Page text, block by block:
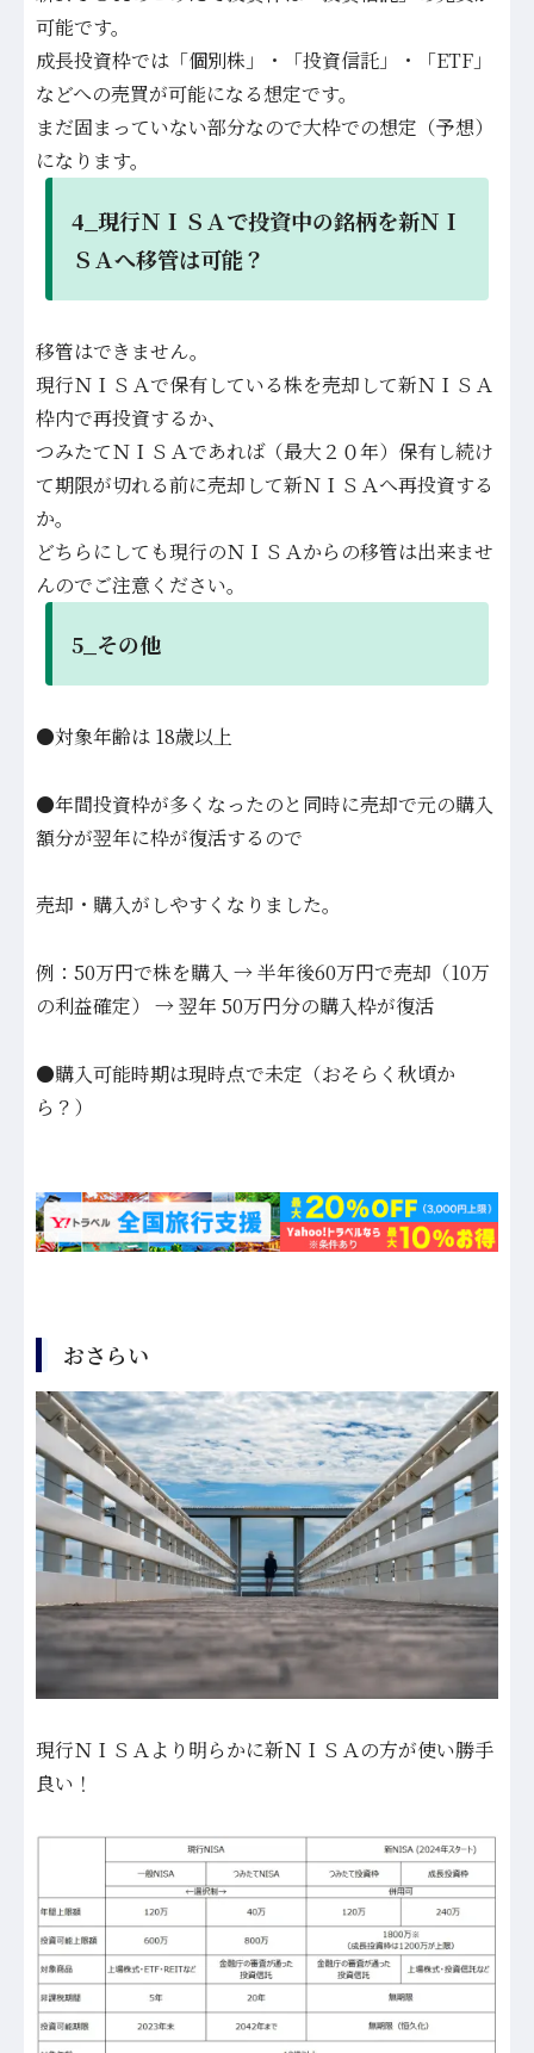
可能です。
成長投資枠では「個別株」・「投資信託」・「ETF」
などへの売買が可能になる想定です。
まだ固まっていない部分なので大枠での想定（予想）
になります。
4_現行ＮＩＳＡで投資中の銘柄を新ＮＩ
ＳＡへ移管は可能？
移管はできません。
現行ＮＩＳＡで保有している株を売却して新ＮＩＳＡ
枠内で再投資するか、
つみたてＮＩＳＡであれば（最大２０年）保有し続け
て期限が切れる前に売却して新ＮＩＳＡへ再投資する
か。
どちらにしても現行のＮＩＳＡからの移管は出来ませ
んのでご注意ください。
5_その他
●対象年齢は 18歳以上
●年間投資枠が多くなったのと同時に売却で元の購入
額分が翌年に枠が復活するので
売却・購入がしやすくなりました。
例：50万円で株を購入 → 半年後60万円で売却（10万
の利益確定） → 翌年 50万円分の購入枠が復活
●購入可能時期は現時点で未定（おそらく秋頃か
ら？）
おさらい
現行ＮＩＳＡより明らかに新ＮＩＳＡの方が使い勝手
良い！